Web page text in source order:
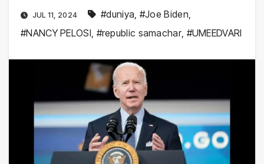
JUL 11, 2024 #duniya, #Joe Biden,
#NANCY PELOSI, #republic samachar, #UMEEDVARI